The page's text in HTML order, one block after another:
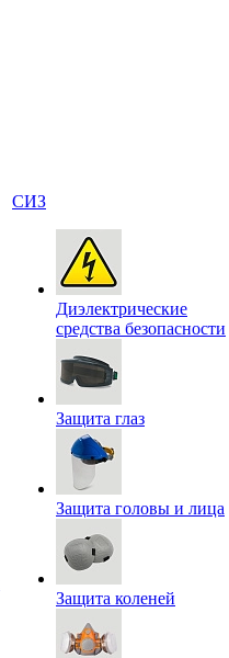
СИЗ
Диэлектрические
средства безопасности
Защита глаз
Защита головы и лица
Защита коленей